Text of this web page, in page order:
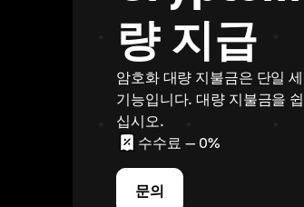
량 지급
암호화 대량 지불금은 단일
기능입니다. 대량 지불금을
십시오.
수수료 — 0%
문의